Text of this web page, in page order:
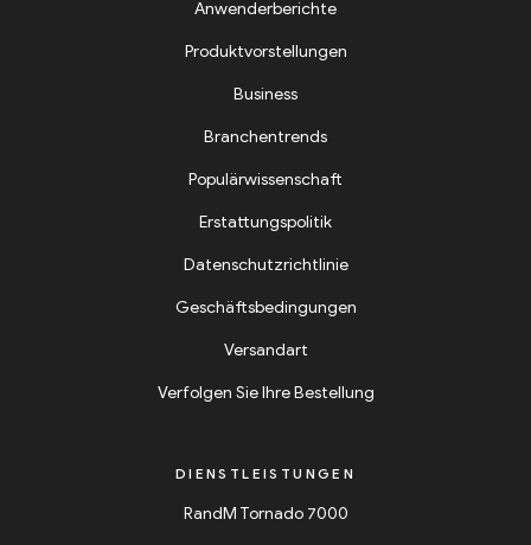
Anwenderberichte
Produktvorstellungen
Business
Branchentrends
Populärwissenschaft
Erstattungspolitik
Datenschutzrichtlinie
Geschäftsbedingungen
Versandart
Verfolgen Sie Ihre Bestellung
DIENSTLEISTUNGEN
RandM Tornado 7000